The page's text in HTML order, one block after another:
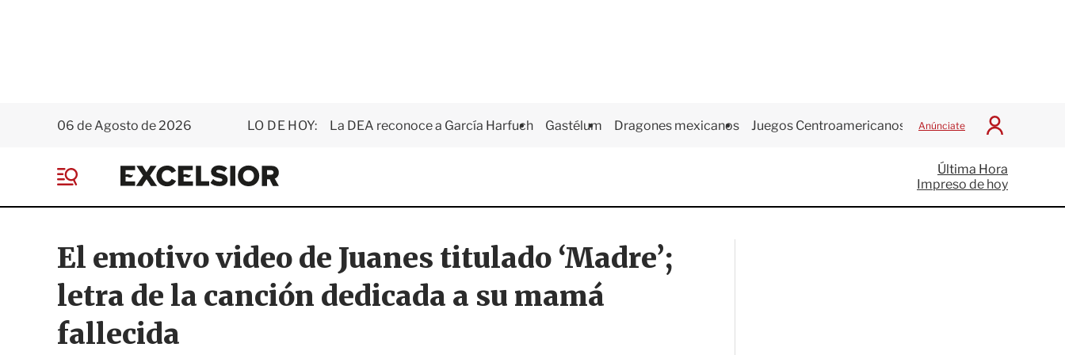
06 de Agosto de 2026 LO DE HOY: La DEA reconoce a García Harfuch Gastélum Dragones mexicanos Juegos Centroamericanos Anúnciate
I
c
i
a
E
x
e
i
o
e
Última Hora
Impreso de hoy
El emotivo video de Juanes titulado ‘Madre’;
letra de la canción dedicada a su mamá
fallecida